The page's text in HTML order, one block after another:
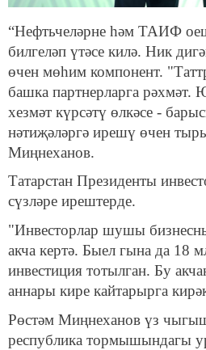
“Нефтьчеләрне һәм ТАИФ
билгеләп үтәсе килә. Ник
өчен мөһим компонент.
башка партнерларга рәхмәт.
хезмәт күрсәтү өлкәсе -
нәтиҗәләргә ирешү өчен
Миңнеханов.
Татарстан Президенты
сүзләре ирештерде.
"Инвесторлар шушы
акча кертә. Быел гына да 18
инвестиция тотылган. Бу
аннары кире кайтарырга
Рөстәм Миңнеханов үз
республика тормышындагы